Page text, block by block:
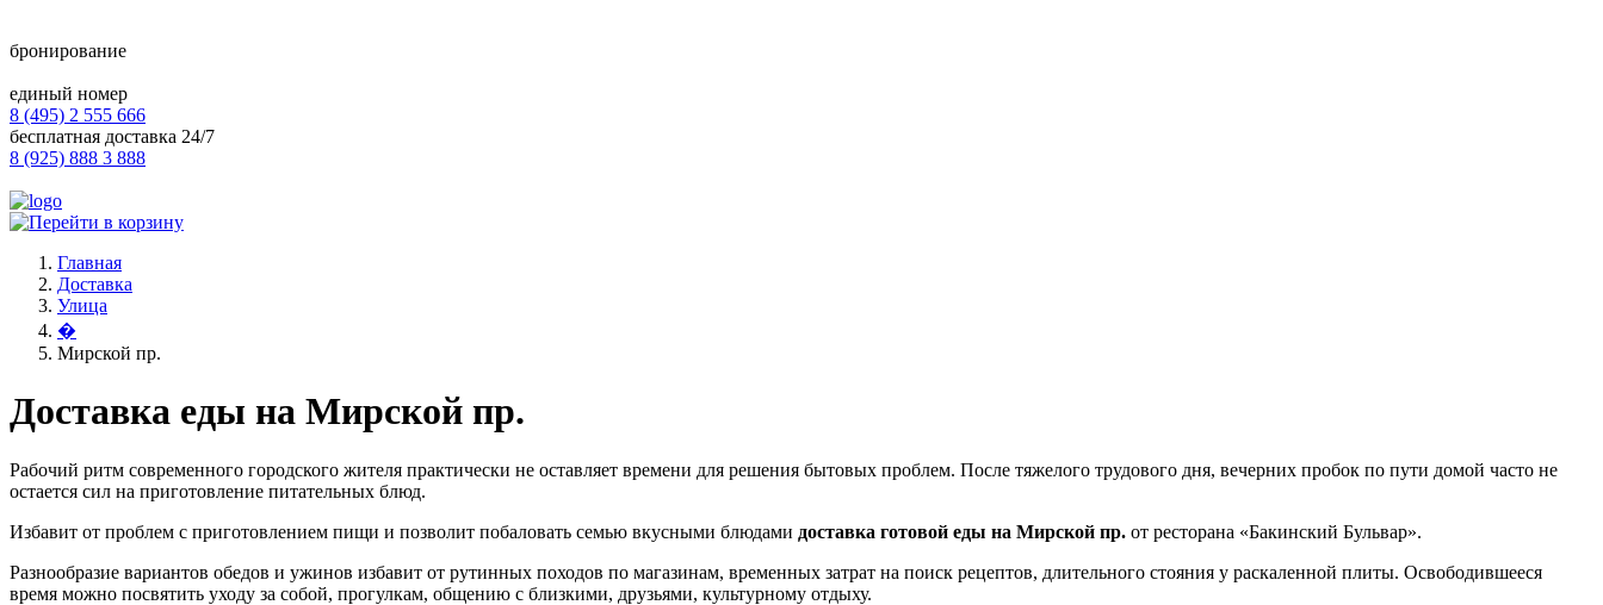
бронирование
единый номер
8 (495) 2 555 666
бесплатная доставка 24/7
8 (925) 888 3 888
Главная
Доставка
Улица
�
Мирской пр.
Доставка еды на Мирской пр.
Рабочий ритм современного городского жителя практически не оставляет времени для решения бытовых проблем. После тяжелого трудового дня, вечерних пробок по пути домой часто не
остается сил на приготовление питательных блюд.
Избавит от проблем с приготовлением пищи и позволит побаловать семью вкусными блюдами доставка готовой еды на Мирской пр. от ресторана «Бакинский Бульвар».
Разнообразие вариантов обедов и ужинов избавит от рутинных походов по магазинам, временных затрат на поиск рецептов, длительного стояния у раскаленной плиты. Освободившееся
время можно посвятить уходу за собой, прогулкам, общению с близкими, друзьями, культурному отдыху.